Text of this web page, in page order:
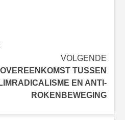
VOLGENDE
OVEREENKOMST TUSSEN
EN ANTI-
ROKENBEWEGING